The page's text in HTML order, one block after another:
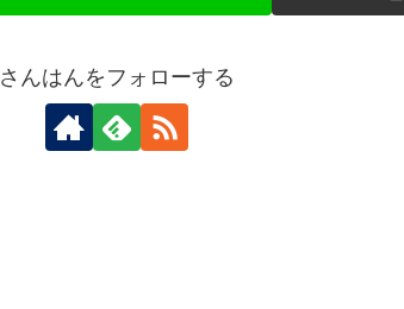
さんはんをフォローする